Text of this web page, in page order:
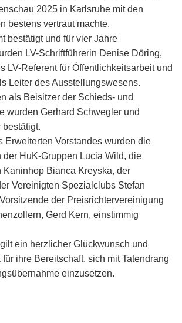
2025 in Karlsruhe mit den
bestens vertraut machte.
bestätigt und für vier Jahre
LV-Schriftführerin Denise Döring,
LV-Referent für Öffentlichkeitsarbeit und
Leiter des Ausstellungswesens.
als Beisitzer der Schieds- und
wurden Gerhard Schwegler und
bestätigt.
Erweiterten Vorstandes wurden die
HuK-Gruppen Lucia Wild, die
Bianca Kreyska, der
Vereinigten Spezialclubs Stefan
der Preisrichtervereinigung
Gerd Kern, einstimmig
ein herzlicher Glückwunsch und
ihre Bereitschaft, sich mit Tatendrang
einzusetzen.